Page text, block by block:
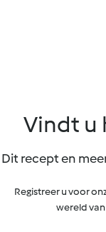
Vindt u
Dit recept en
Registreer u voor
wereld